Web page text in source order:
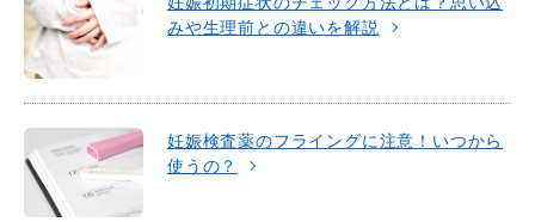
みや生理前との違いを解説
妊娠検査薬のフライングに注意！いつから
使うの？